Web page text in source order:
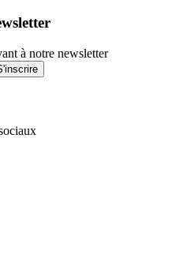
à notre newsletter